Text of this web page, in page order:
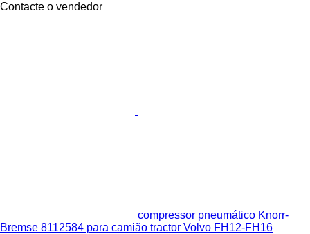
Contacte o vendedor
compressor pneumático Knorr-
Bremse 8112584 para camião tractor Volvo FH12-FH16